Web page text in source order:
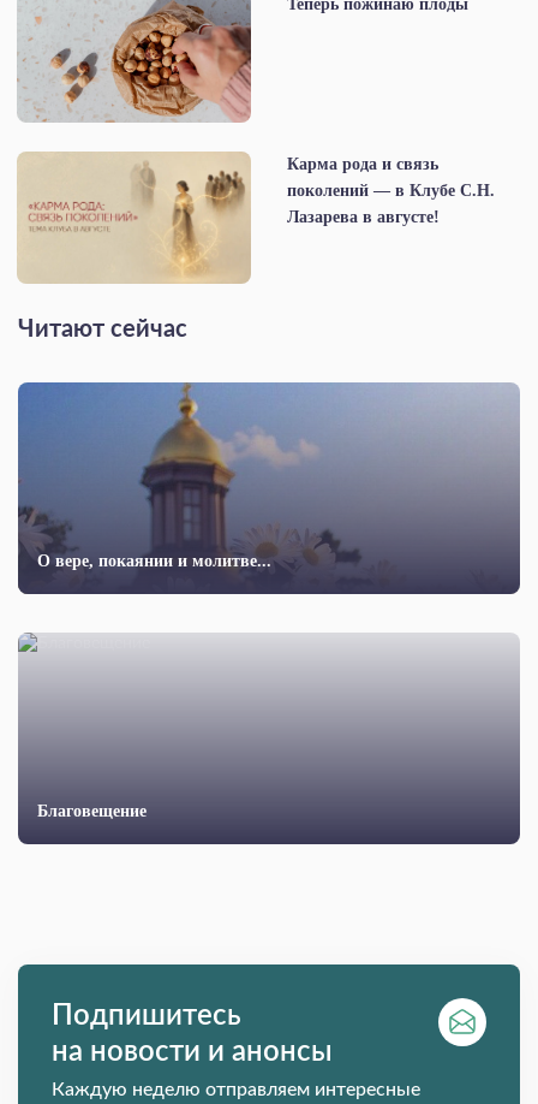
Теперь пожинаю плоды
Карма рода и связь
поколений — в Клубе С.Н.
Лазарева в августе!
Читают сейчас
О вере, покаянии и молитве...
Благовещение
Подпишитесь
на новости и анонсы
Каждую неделю отправляем интересные